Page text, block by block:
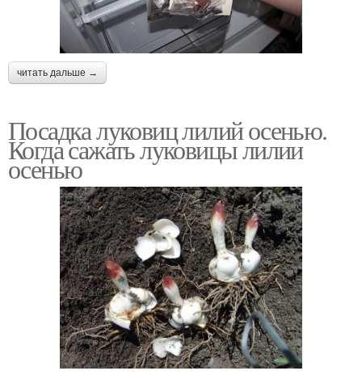
читать дальше →
Посадка луковиц лилий осенью.
Когда сажать луковицы лилии
осенью